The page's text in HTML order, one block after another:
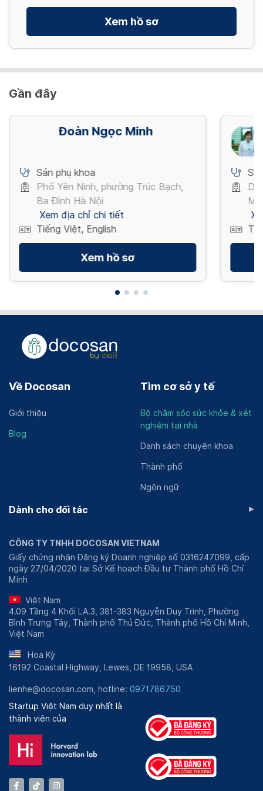
Xem hồ sơ
Gần đây
Đoàn Ngọc Minh
Sản phụ khoa
Phố Yên Ninh, phường Trúc Bạch,
Ba Đình Hà Nội
Xem địa chỉ chi tiết
Tiếng Việt, English
Xem hồ sơ
Về Docosan
Giới thiệu
Blog
Tìm cơ sở y tế
Bộ chăm sóc sức khỏe & xét
nghiệm tại nhà
Danh sách chuyên khoa
Thành phố
Ngôn ngữ
Dành cho đối tác ▸
CÔNG TY TNHH DOCOSAN VIETNAM
Giấy chứng nhận Đăng ký Doanh nghiệp số 0316247099, cấp
ngày 27/04/2020 tại Sở Kế hoạch Đầu tư Thành phố Hồ Chí
Minh
Việt Nam
4.09 Tầng 4 Khối LA.3, 381-383 Nguyễn Duy Trinh, Phường
Bình Trưng Tây, Thành phố Thủ Đức, Thành phố Hồ Chí Minh,
Việt Nam
Hoa Kỳ
16192 Coastal Highway, Lewes, DE 19958, USA
lienhe@docosan.com, hotline: 0971786750
Startup Việt Nam duy nhất là
thành viên của